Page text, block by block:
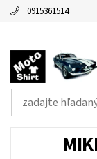
0915361514